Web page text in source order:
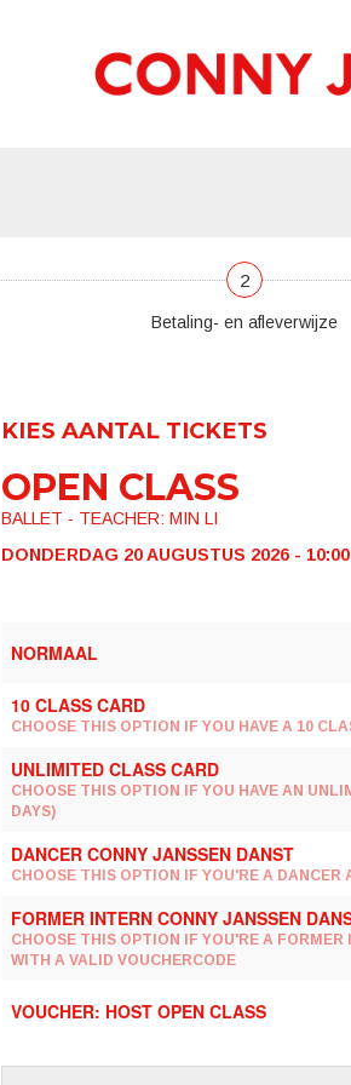
2
Betaling- en afleverwijze
KIES AANTAL TICKETS
OPEN CLASS
BALLET - TEACHER: MIN LI
DONDERDAG 20 AUGUSTUS 2026 - 10:00
NORMAAL
10 CLASS CARD
CHOOSE THIS OPTION IF YOU HAVE A 10
UNLIMITED CLASS CARD
CHOOSE THIS OPTION IF YOU HAVE AN
DAYS)
DANCER CONNY JANSSEN DANST
CHOOSE THIS OPTION IF YOU'RE A DANCER
FORMER INTERN CONNY JANSSEN
CHOOSE THIS OPTION IF YOU'RE A
WITH A VALID VOUCHERCODE
VOUCHER: HOST OPEN CLASS